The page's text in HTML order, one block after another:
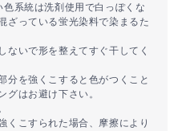
系統は洗剤使用で白っぽくな
ざっている蛍光染料で染まるた
ないで形を整えてすぐ干してく
分を強くこすると色がつくこと
グはお避け下さい。
くこすられた場合、摩擦により